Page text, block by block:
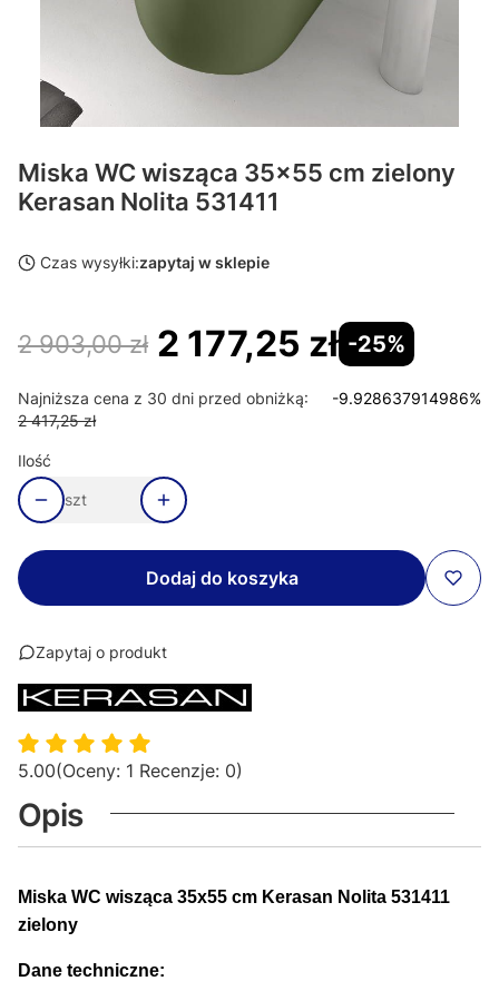
Miska WC wisząca 35x55 cm zielony
Kerasan Nolita 531411
Czas wysyłki:zapytaj w sklepie
2 903,00 zł 2 177,25 zł -25%
Najniższa cena z 30 dni przed obniżką:
2 417,25 zł
-9.928637914986%
Ilość
szt
Dodaj do koszyka
Zapytaj o produkt
5.00(Oceny: 1 Recenzje: 0)
Opis
Miska WC wisząca 35x55 cm Kerasan Nolita 531411
zielony
Dane techniczne: